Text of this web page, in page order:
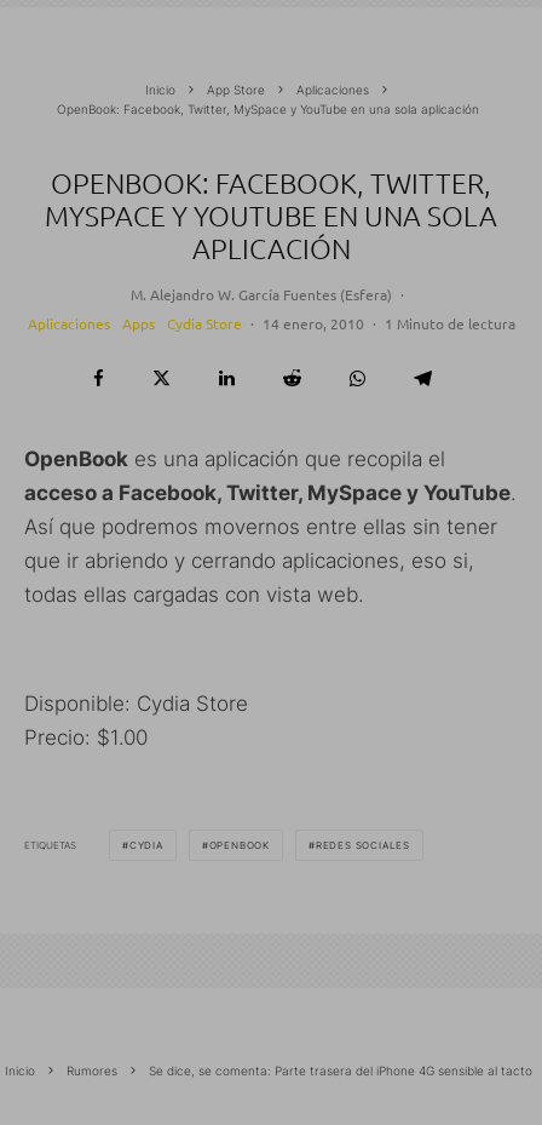
Inicio App Store
Aplicaciones
OpenBook: Facebook, Twitter, MySpace y YouTube en una sola aplicación
OPENBOOK: FACEBOOK, TWITTER,
MYSPACE Y YOUTUBE EN UNA SOLA
APLICACIÓN
M. Alejandro W. García Fuentes (Esfera) ·
Aplicaciones
Apps Cydia Store · 14 enero, 2010 · 1 Minuto de lectura
OpenBook es una aplicación que recopila el
acceso a Facebook, Twitter, MySpace y YouTube.
Así que podremos movernos entre ellas sin tener
que ir abriendo y cerrando aplicaciones, eso si,
todas ellas cargadas con vista web.
Disponible: Cydia Store
Precio: $1.00
ETIQUETAS CYDIA OPENBOOK REDES SOCIALES
Inicio Rumores Se dice, se comenta: Parte trasera del iPhone 4G sensible al tacto